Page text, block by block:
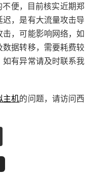
便，目前核实近期郑
，是有大流量攻击导
，可能影响网络，如
据转移，需要耗费较
如有异常请及时联系我
主机的问题，请访问西